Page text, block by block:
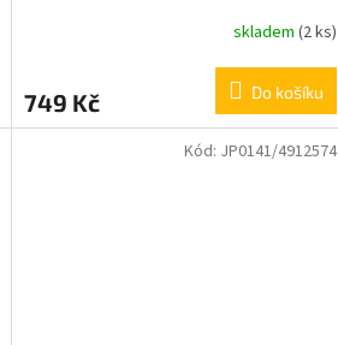
skladem (2 ks)
749 Kč Do košíku
Kód: JP0141/4912574